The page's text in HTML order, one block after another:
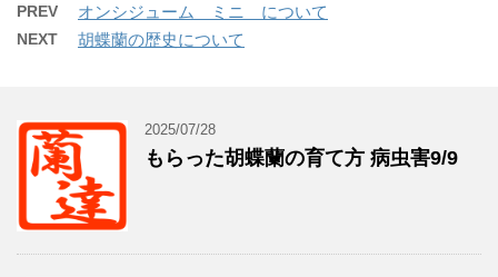
PREV オンシジューム ミニ について
NEXT 胡蝶蘭の歴史について
2025/07/28
もらった胡蝶蘭の育て方 病虫害9/9